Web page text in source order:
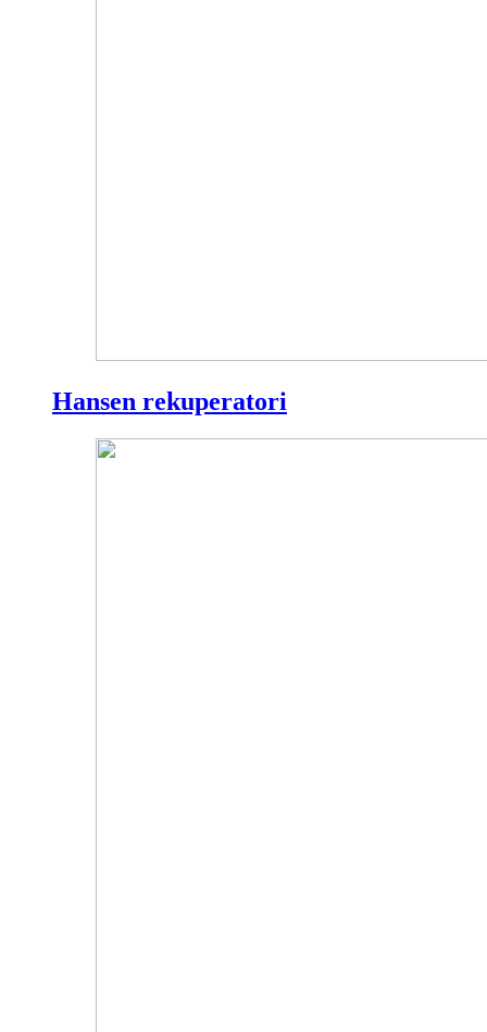
Hansen rekuperatori